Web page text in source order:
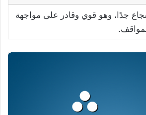
جدًا، وهو قوي وقادر على مواجهة